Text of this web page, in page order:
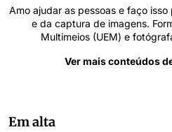
Amo ajudar as pessoas e faço
e da captura de imagens.
Multimeios (UEM) e
Ver mais conteúdos
Em alta